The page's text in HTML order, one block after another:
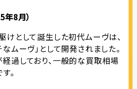
8月）
けとして誕生した初代ムーヴは、
なムーヴ」として開発されました。
過しており、一般的な買取相場
。